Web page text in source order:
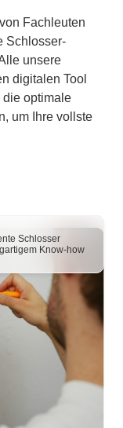
Schlosser
Know-how
Fachleuten
Schlosser-
unsere
digitalen Tool
die optimale
um Ihre vollste